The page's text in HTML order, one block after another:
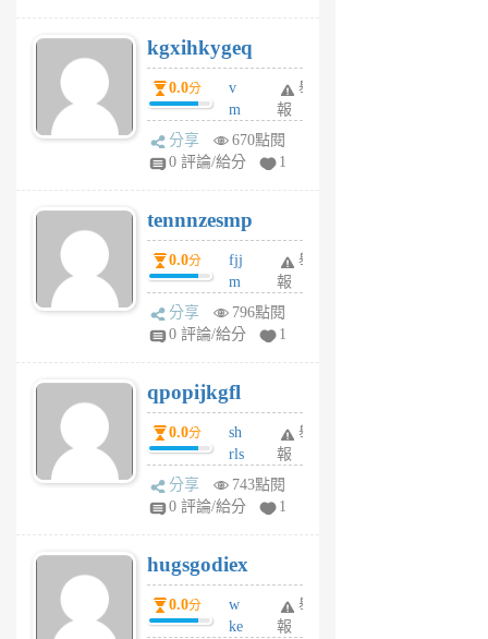
6
個
月
前
kgxihkygeq
0.0分
v
m
sg
sr
6
個
月
前
舉
報
分享
670點閱
0 評論/給分
1
tennnzesmp
0.0分
fjj
m
w
rs
6
個
月
前
舉
報
分享
796點閱
0 評論/給分
1
qpopijkgfl
0.0分
sh
rls
k
m
6
個
月
前
舉
報
分享
743點閱
0 評論/給分
1
hugsgodiex
0.0分
w
ke
舉
報